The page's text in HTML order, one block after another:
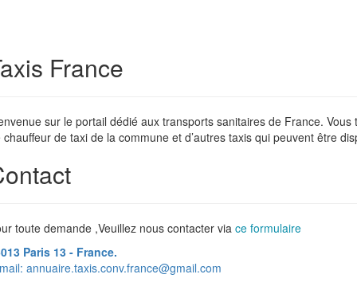
France
sur le portail dédié aux transports sanitaires de France.
chauffeur de taxi de la commune et d’autres taxis qui peuvent être
toute demande ,Veuillez nous contacter via ce formulaire
Paris 13 - France.
annuaire.taxis.conv.france@gmail.com